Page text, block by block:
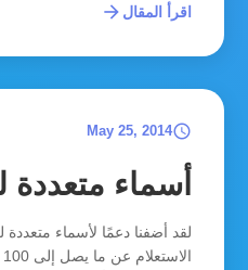
اقرأ المقال arrow_forward
schedule
May 25, 2014
أسماء متعددة
لقد أضفنا دعمًا لأسماء